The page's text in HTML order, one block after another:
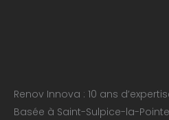
Renov Innova : 10 ans
Basée à Saint-Sulpice-la-